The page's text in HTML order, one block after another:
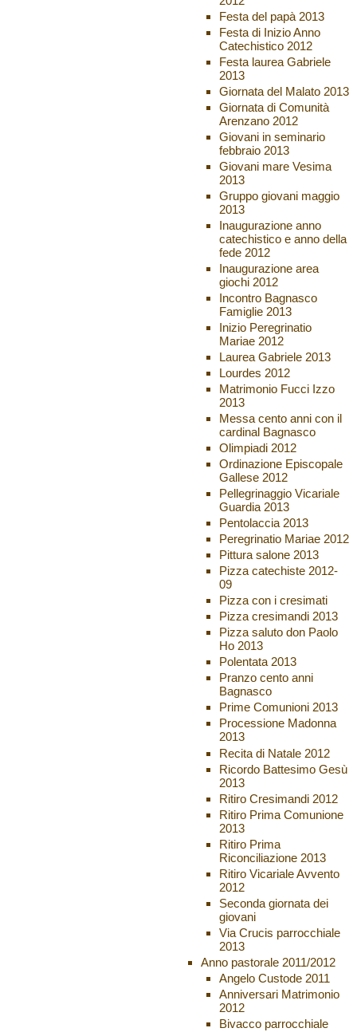
Festa del papà 2013
Festa di Inizio Anno
Catechistico 2012
Festa laurea Gabriele
2013
Giornata del Malato 2013
Giornata di Comunità
Arenzano 2012
Giovani in seminario
febbraio 2013
Giovani mare Vesima
2013
Gruppo giovani maggio
2013
Inaugurazione anno
catechistico e anno della
fede 2012
Inaugurazione area
giochi 2012
Incontro Bagnasco
Famiglie 2013
Inizio Peregrinatio
Mariae 2012
Laurea Gabriele 2013
Lourdes 2012
Matrimonio Fucci Izzo
2013
Messa cento anni con il
cardinal Bagnasco
Olimpiadi 2012
Ordinazione Episcopale
Gallese 2012
Pellegrinaggio Vicariale
Guardia 2013
Pentolaccia 2013
Peregrinatio Mariae 2012
Pittura salone 2013
Pizza catechiste 2012-
09
Pizza con i cresimati
Pizza cresimandi 2013
Pizza saluto don Paolo
Ho 2013
Polentata 2013
Pranzo cento anni
Bagnasco
Prime Comunioni 2013
Processione Madonna
2013
Recita di Natale 2012
Ricordo Battesimo Gesù
2013
Ritiro Cresimandi 2012
Ritiro Prima Comunione
2013
Ritiro Prima
Riconciliazione 2013
Ritiro Vicariale Avvento
2012
Seconda giornata dei
giovani
Via Crucis parrocchiale
2013
Anno pastorale 2011/2012
Angelo Custode 2011
Anniversari Matrimonio
2012
Bivacco parrocchiale